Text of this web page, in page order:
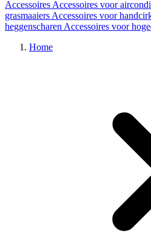
Accessoires Accessoires voor
grasmaaiers Accessoires voor
heggenscharen Accessoires voor
Home